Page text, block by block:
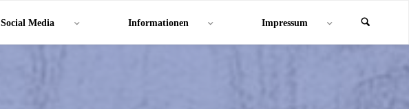
Social Media Informationen Impressum